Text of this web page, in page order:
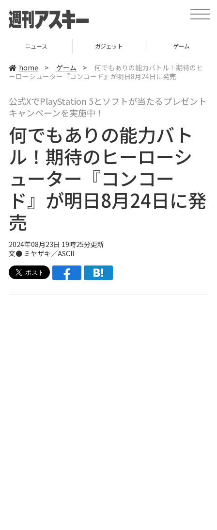
t
o
v
t
ガジェット ゲーム グルメ
home > ゲーム >
何でもありの能力バトル！期待のヒ
ーローシューター『コンコード』が明日8月24日に発売
公式XでPlayStation 5とソフトが当たるプレゼント
キャンペーンを実施中！
何でもありの能力バト
ル！期待のヒーローシ
ューター『コンコー
ド』が明日8月24日に発
売
2024年08月23日 19時25分更新
文● ミヤザキ／ASCII